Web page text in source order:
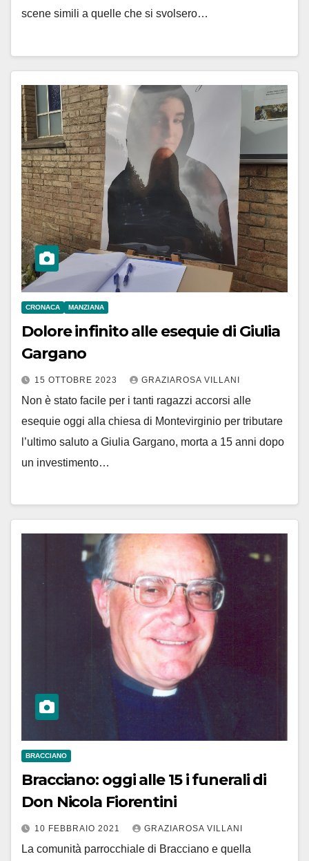
scene simili a quelle che si svolsero…
CRONACA MANZIANA
Dolore infinito alle esequie di Giulia
Gargano
15 OTTOBRE 2023 GRAZIAROSA VILLANI
Non è stato facile per i tanti ragazzi accorsi alle
esequie oggi alla chiesa di Montevirginio per tributare
l’ultimo saluto a Giulia Gargano, morta a 15 anni dopo
un investimento…
BRACCIANO
Bracciano: oggi alle 15 i funerali di
Don Nicola Fiorentini
10 FEBBRAIO 2021 GRAZIAROSA VILLANI
La comunità parrocchiale di Bracciano e quella